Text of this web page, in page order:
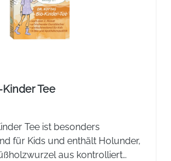
Kinder Tee
Tee ist besonders
für Kids und enthält Holunder,
aus kontrolliert